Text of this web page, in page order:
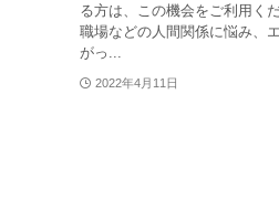
る方は、この機会をご利用く
職場などの人間関係に悩み、
がっ...
2022年4月11日